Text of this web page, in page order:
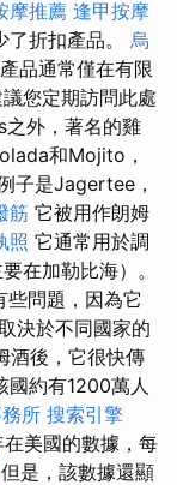
摩推薦 逢甲按摩
折扣產品。 烏
品通常僅在有限
您定期訪問此處
外，著名的雞
和Mojito，
子是Jagertee，
筋 它被用作朗姆
照 它通常用於調
在加勒比海）。
些問題，因為它
決於不同國家的
酒後，它很快傳
國約有1200萬人
所 搜索引擎
美國的數據，每
但是，該數據還顯